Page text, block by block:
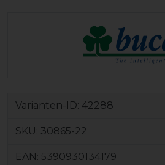
Varianten-ID: 42288
SKU: 30865-22
EAN: 5390930134179